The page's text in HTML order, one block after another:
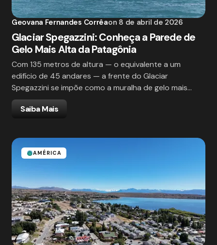
Geovana Fernandes Corrêaon 8 de abril de 2026
Glaciar Spegazzini: Conheça a Parede de
Gelo Mais Alta da Patagônia
Com 135 metros de altura — o equivalente a um
edifício de 45 andares — a frente do Glaciar
Spegazzini se impõe como a muralha de gelo mais…
Saiba Mais
AMÉRICA